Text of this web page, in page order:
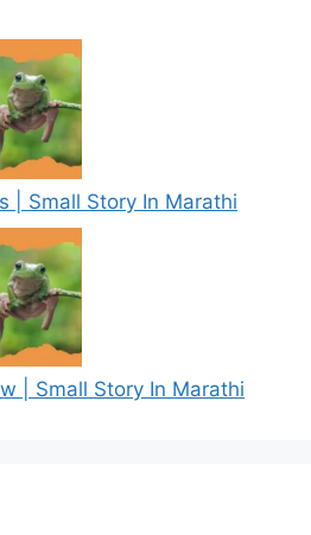
| Small Story In Marathi
| Small Story In Marathi